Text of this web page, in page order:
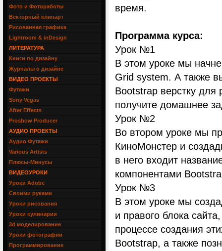
время.
Программа курса:
Урок №1
В этом уроке мы
Grid system. А также
Bootstrap верстку для
получите домашнее
Урок №2
Во втором уроке мы
КиноМонстер и
в него входит
компонентами
Урок №3
В этом уроке мы
и правого блока
процессе создания
Bootstrap, а также
Фото и Фотоработы
Векторный клипарт
Рисованная графика
Lightroom & inDesign
ЛИТЕРАТУРА
Книги по дизайну
Журналы о дизайне
ВИДЕО ПРОЕКТЫ
Футажи
Sony Vegas
After Effects
Proshow Producer
АУДИО ПРОЕКТЫ
Аудио Футажи
Various Artists
Плюсы-Минусы
ВИДЕОУРОКИ
Уроки Adobe
Своими руками
Уроки рисования
Уроки кулинарии
3d моделирование
Уроки фотографии
Программирование